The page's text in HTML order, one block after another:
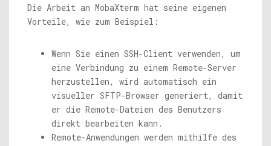
Die Arbeit an MobaXterm hat seine eigenen
Vorteile, wie zum Beispiel:
Wenn Sie einen SSH-Client verwenden, um
eine Verbindung zu einem Remote-Server
herzustellen, wird automatisch ein
visueller SFTP-Browser generiert, damit
er die Remote-Dateien des Benutzers
direkt bearbeiten kann.
Remote-Anwendungen werden mithilfe des